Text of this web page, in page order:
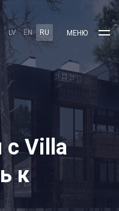
LV EN RU МЕНЮ
с Villa
к